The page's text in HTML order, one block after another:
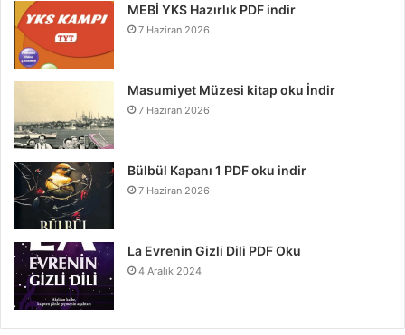
MEBİ YKS Hazırlık PDF indir
7 Haziran 2026
Masumiyet Müzesi kitap oku İndir
7 Haziran 2026
Bülbül Kapanı 1 PDF oku indir
7 Haziran 2026
La Evrenin Gizli Dili PDF Oku
4 Aralık 2024